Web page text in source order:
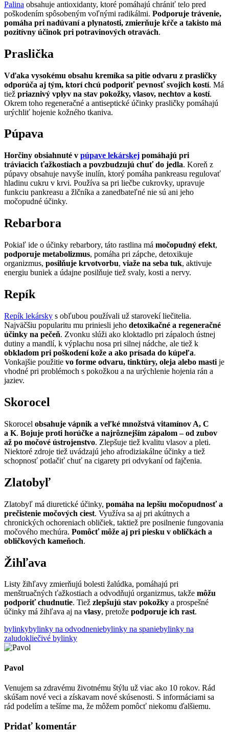
Palina obsahuje antioxidanty, ktoré pomáhajú chrániť telo pred
poškodením spôsobeným voľnými radikálmi. Podporuje trávenie,
pomáha pri nadúvaní a plynatosti, zmierňuje kŕče a takisto má
pozitívny účinok pri potravinových otravách.
Praslička
Vďaka vysokému obsahu kremíka sa pitie odvaru z prasličky
odporúča aj tým, ktorí chcú podporiť pevnosť svojich kostí. Má
tiež priaznivý vplyv na stav pokožky, vlasov, nechtov a kostí.
Okrem toho regeneračné a antiseptické účinky prasličky pomáhajú
urýchliť hojenie kožného tkaniva.
Púpava
Horčiny obsiahnuté v púpave lekárskej pomáhajú pri
tráviacich ťažkostiach a povzbudzujú chuť do jedla. Koreň z
púpavy obsahuje navyše inulín, ktorý pomáha pankreasu regulovať
hladinu cukru v krvi. Používa sa pri liečbe cukrovky, upravuje
funkciu pankreasu a žlčníka a zanedbateľné nie sú ani jeho
močopudné účinky.
Rebarbora
Pokiaľ ide o účinky rebarbory, táto rastlina má močopudný efekt,
podporuje metabolizmus, pomáha pri zápche, detoxikuje
organizmus, posilňuje krvotvorbu, viaže na seba tuk, aktivuje
energiu buniek a údajne posilňuje tiež svaly, kosti a nervy.
Repík
Repík lekársky s obľubou používali už starovekí liečitelia.
Najväčšiu popularitu mu priniesli jeho detoxikačné a regeneračné
účinky na pečeň. Zvonku slúži ako kloktadlo pri zápaloch ústnej
dutiny a mandlí, k výplachu nosa pri silnej nádche, ale tiež k
obkladom pri poškodení kože a ako prísada do kúpeľa.
Vonkajšie použitie vo forme odvaru, tinktúry, oleja alebo masti je
vhodné pri problémoch s pokožkou a na urýchlenie hojenia rán a
jaziev.
Skorocel
Skorocel obsahuje vápnik a veľké množstvá vitamínov A, C
a K. Bojuje proti horúčke a najrôznejším zápalom – od zubov
až po močové ústrojenstvo. Zlepšuje tiež kvalitu vlasov a pleti.
Niektoré zdroje tiež uvádzajú jeho afrodiziakálne účinky a tiež
schopnosť potlačiť chuť na cigarety pri odvykaní od fajčenia.
Zlatobyľ
Zlatobyľ má diuretické účinky, pomáha na lepšiu močopudnosť a
prečistenie močových ciest. Využíva sa aj pri akútnych a
chronických ochoreniach obličiek, taktiež pre posilnenie fungovania
močového mechúra. Pomôcť môže aj pri piesku v obličkách a
obličkových kameňoch.
Žihľava
Listy žihľavy zmierňujú bolesti žalúdka, pomáhajú pri
menštruačných ťažkostiach a odvodňujú organizmus, takže môžu
podporiť chudnutie. Tiež zlepšujú stav pokožky a prospešné
účinky má žihľava aj na vlasy, pretože podporuje ich rast.
bylinkybylinky na odvodneniebylinky na spaniebylinky na
zaludokliečivé bylinky
Pavol
Venujem sa zdravému životnému štýlu už viac ako 10 rokov. Rád
skúšam nové veci a získavam nové skúsenosti. S informáciami sa
rád podelím a tešíme ma, že môžem pomôcť niekomu ďalšiemu.
Pridať komentár